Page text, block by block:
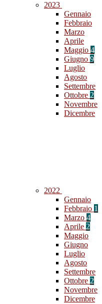
2023
Gennaio
Febbraio
Marzo
Aprile
Maggio 4
Giugno 9
Luglio
Agosto
Settembre
Ottobre 2
Novembre
Dicembre
2022
Gennaio
Febbraio 1
Marzo 4
Aprile 2
Maggio
Giugno
Luglio
Agosto
Settembre
Ottobre 2
Novembre
Dicembre